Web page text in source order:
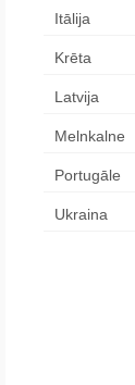
Itālija
Krēta
Latvija
Melnkalne
Portugāle
Ukraina